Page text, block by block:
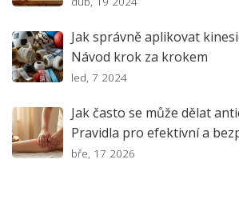
Jak správně aplikovat
Návod krok za krokem
led, 7 2024
Jak často se může dělat
Pravidla pro efektivní a
bře, 17 2026